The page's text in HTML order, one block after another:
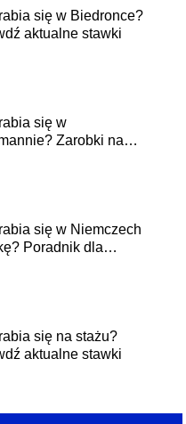
się w Biedronce?
aktualne stawki
się w
Zarobki na
się w Niemczech
Poradnik dla
się na stażu?
aktualne stawki